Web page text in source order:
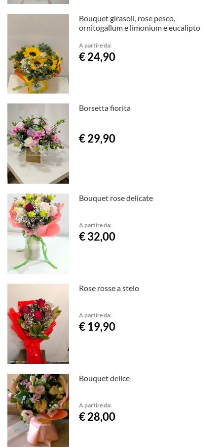
Bouquet girasoli, rose pesco,
ornitogallum e limonium e eucalipto
A partire da:
€ 24,90
Borsetta fiorita
€ 29,90
Bouquet rose delicate
A partire da:
€ 32,00
Rose rosse a stelo
A partire da:
€ 19,90
Bouquet delice
A partire da:
€ 28,00